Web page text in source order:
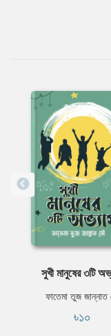
সুখী মানুষের ৩টি
ফাতেমা তুজ জান্নাত
৳১০